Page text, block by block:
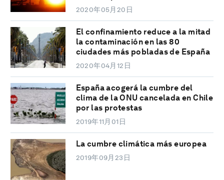
2020年05月20日
El confinamiento reduce a la mitad
la contaminación en las 80
ciudades más pobladas de España
2020年04月12日
España acogerá la cumbre del
clima de la ONU cancelada en Chile
por las protestas
2019年11月01日
La cumbre climática más europea
2019年09月23日